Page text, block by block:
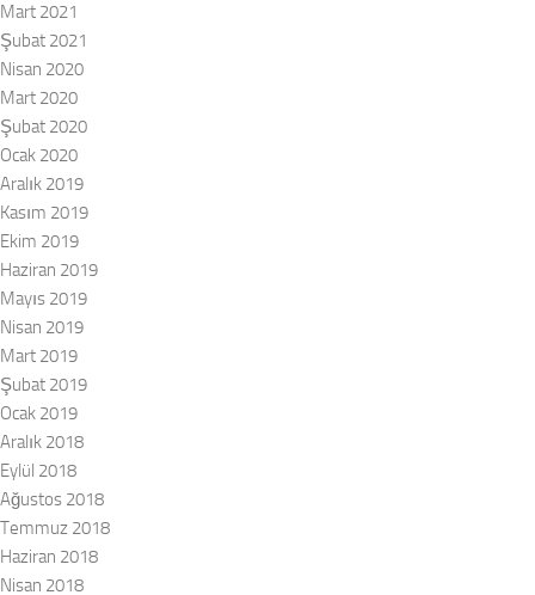
Mart 2021
Şubat 2021
Nisan 2020
Mart 2020
Şubat 2020
Ocak 2020
Aralık 2019
Kasım 2019
Ekim 2019
Haziran 2019
Mayıs 2019
Nisan 2019
Mart 2019
Şubat 2019
Ocak 2019
Aralık 2018
Eylül 2018
Ağustos 2018
Temmuz 2018
Haziran 2018
Nisan 2018